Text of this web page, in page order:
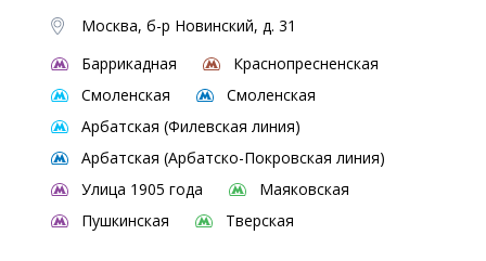
Москва, б-р Новинский, д. 31
Баррикадная
Краснопресненская
Смоленская
Смоленская
Арбатская (Филевская линия)
Арбатская (Арбатско-Покровская линия)
Улица 1905 года
Маяковская
Пушкинская
Тверская